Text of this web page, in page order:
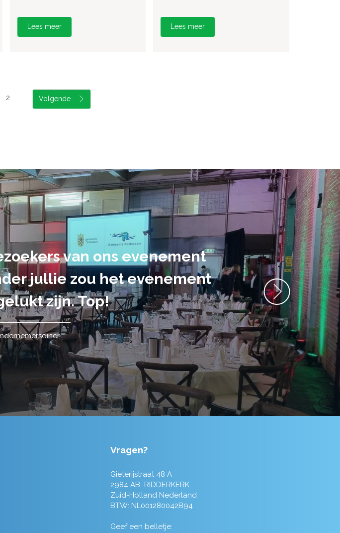
Lees meer Lees meer
2
van ons evenement
jullie zou het evenement
zijn. Top!
Vragen?
Gieterijstraat 48 A
2984 AB RIDDERKERK
Zuid-Holland Nederland
BTW: NL001280042B94
Geef een belletje: